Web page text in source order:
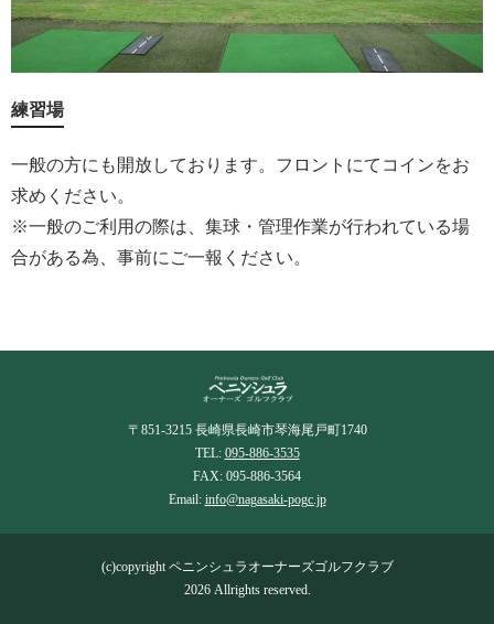
練習場
一般の方にも開放しております。フロントにてコインをお
求めください。
※一般のご利用の際は、集球・管理作業が行われている場
合がある為、事前にご一報ください。
〒851-3215 長崎県長崎市琴海尾戸町1740
TEL: 095-886-3535
FAX: 095-886-3564
Email: info@nagasaki-pogc.jp
(c)copyright ペニンシュラオーナーズゴルフクラブ
2026 Allrights reserved.